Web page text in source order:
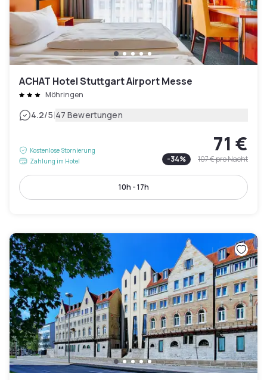
ACHAT Hotel Stuttgart Airport Messe
Möhringen
4.2/5|47 Bewertungen
Kostenlose Stornierung
Zahlung im Hotel
71 €
-34% 107 €pro Nacht
10h - 17h